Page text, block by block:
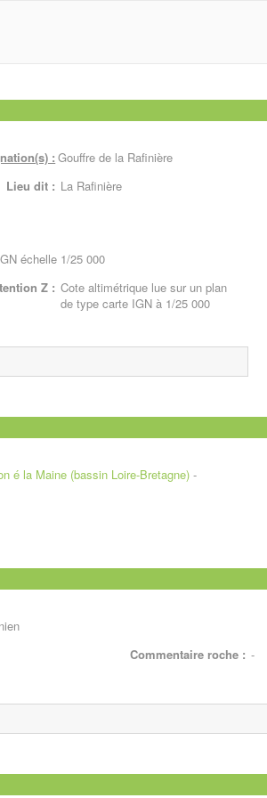
: Gouffre de la Rafinière
Lieu dit : La Rafinière
échelle 1/25 000
Z : Cote altimétrique lue sur un plan
de type carte IGN à 1/25 000
é la Maine (bassin Loire-Bretagne) -
Commentaire roche : -